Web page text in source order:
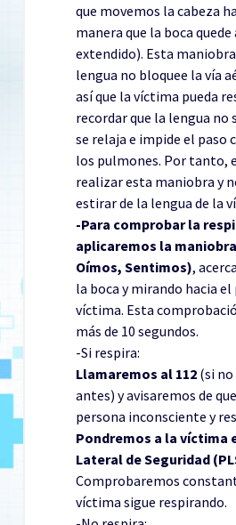
que movemos la cabeza
manera que la boca
extendido). Esta
lengua no bloquee la vía
así que la víctima pueda
recordar que la lengua no
se relaja e impide el paso
los pulmones. Por tanto,
realizar esta maniobra y
estirar de la lengua de la
-Para comprobar la
aplicaremos la maniobra
Oímos, Sentimos),
la boca y mirando hacia el
víctima. Esta
más de 10 segundos.
-Si respira:
Llamaremos al 112 (si
antes) y avisaremos de
persona inconsciente y
Pondremos a la víctima
Lateral de Seguridad
Comprobaremos
víctima sigue respirando.